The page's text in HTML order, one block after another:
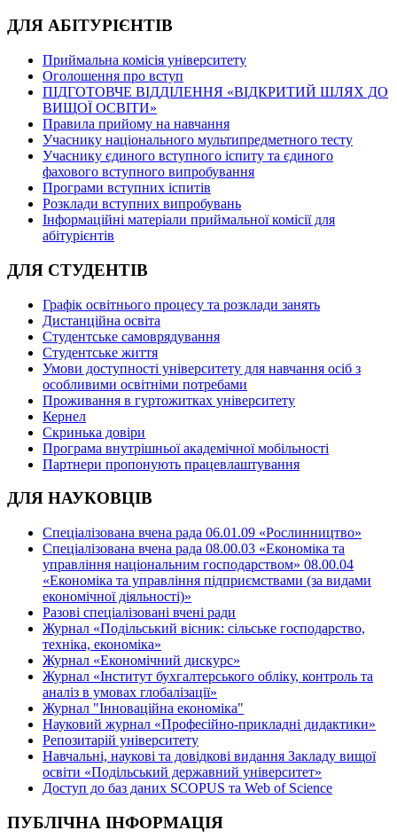
ДЛЯ АБІТУРІЄНТІВ
Приймальна комісія університету
Оголошення про вступ
ПІДГОТОВЧЕ ВІДДІЛЕННЯ «ВІДКРИТИЙ ШЛЯХ ДО
ВИЩОЇ ОСВІТИ»
Правила прийому на навчання
Учаснику національного мультипредметного тесту
Учаснику єдиного вступного іспиту та єдиного
фахового вступного випробування
Програми вступних іспитів
Розклади вступних випробувань
Інформаційні матеріали приймальної комісії для
абітурієнтів
ДЛЯ СТУДЕНТІВ
Графік освітнього процесу та розклади занять
Дистанційна освіта
Студентське самоврядування
Студентське життя
Умови доступності університету для навчання осіб з
особливими освітніми потребами
Проживання в гуртожитках університету
Кернел
Скринька довіри
Програма внутрішньої академічної мобільності
Партнери пропонують працевлаштування
ДЛЯ НАУКОВЦІВ
Спеціалізована вчена рада 06.01.09 «Рослинництво»
Спеціалізована вчена рада 08.00.03 «Економіка та
управління національним господарством» 08.00.04
«Економіка та управління підприємствами (за видами
економічної діяльності)»
Разові спеціалізовані вчені ради
Журнал «Подільський вісник: сільське господарство,
техніка, економіка»
Журнал «Економічний дискурс»
Журнал «Інститут бухгалтерського обліку, контроль та
аналіз в умовах глобалізації»
Журнал "Інноваційна економіка"
Науковий журнал «Професійно-прикладні дидактики»
Репозитарій університету
Навчальні, наукові та довідкові видання Закладу вищої
освіти «Подільський державний університет»
Доступ до баз даних SCOPUS та Web of Science
ПУБЛІЧНА ІНФОРМАЦІЯ